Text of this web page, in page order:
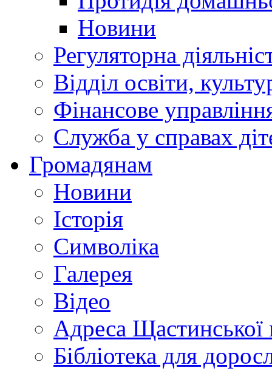
Новини
Регуляторна
Відділ освіти,
Фінансове
Служба у справах
Громадянам
Новини
Історія
Символіка
Галерея
Відео
Адреса Щастинської
Бібліотека для